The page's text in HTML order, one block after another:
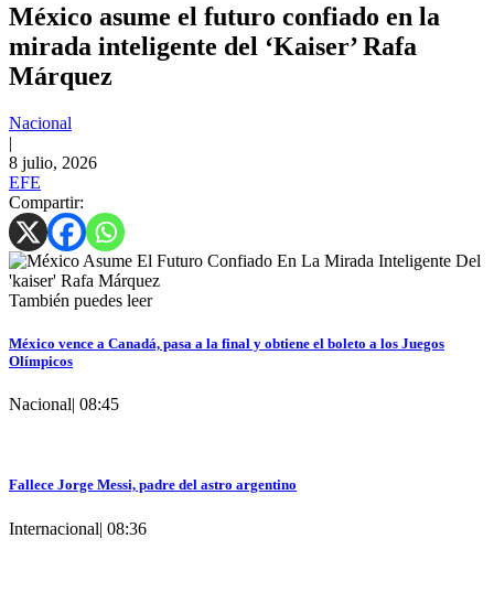
México asume el futuro confiado en la
mirada inteligente del ‘Kaiser’ Rafa
Márquez
Nacional
|
8 julio, 2026
EFE
Compartir:
También puedes leer
México vence a Canadá, pasa a la final y obtiene el boleto a los Juegos
Olímpicos
Nacional| 08:45
Fallece Jorge Messi, padre del astro argentino
Internacional| 08:36